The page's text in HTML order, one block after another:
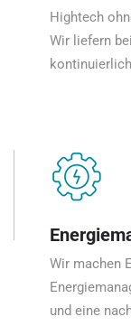
Hightech
Wir liefern
Wir machen
und eine